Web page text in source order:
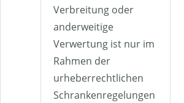
Verbreitung oder
anderweitige
Verwertung ist nur im
Rahmen der
urheberrechtlichen
Schrankenregelungen